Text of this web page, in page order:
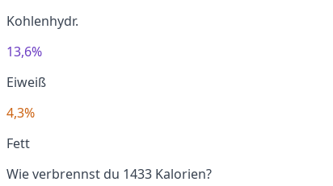
Kohlenhydr.
13,6%
Eiweiß
4,3%
Fett
Wie verbrennst du 1433 Kalorien?